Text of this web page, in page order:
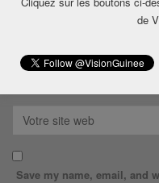
Save my name, email, and
de